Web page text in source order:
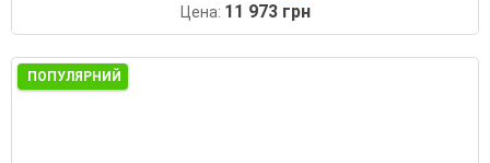
Цена: 11 973 грн
ПОПУЛЯРНИЙ